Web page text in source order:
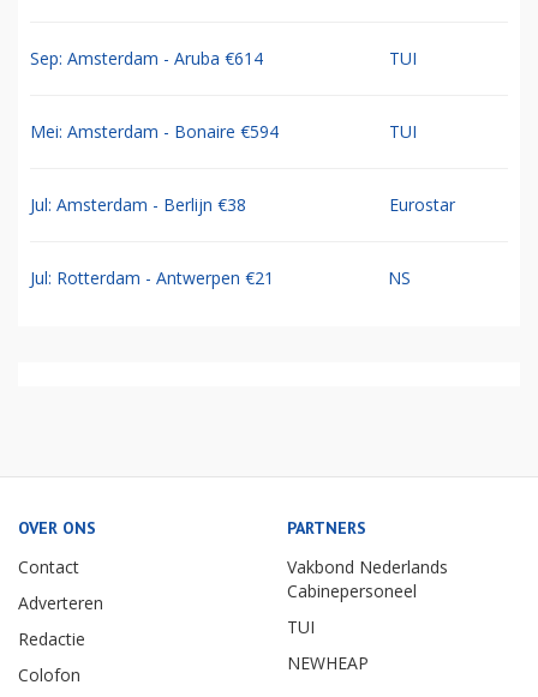
Sep: Amsterdam - Aruba €614 TUI
Mei: Amsterdam - Bonaire €594 TUI
Jul: Amsterdam - Berlijn €38 Eurostar
Jul: Rotterdam - Antwerpen €21 NS
OVER ONS
Contact
Adverteren
Redactie
Colofon
PARTNERS
Vakbond Nederlands
Cabinepersoneel
TUI
NEWHEAP